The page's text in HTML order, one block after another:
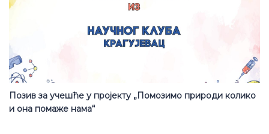
Позив за учешће у пројекту „Помозимо природи колико
и она помаже нама“